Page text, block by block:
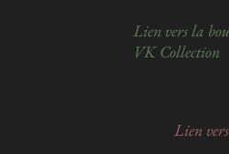
Lien vers la
VK Collection
Lien